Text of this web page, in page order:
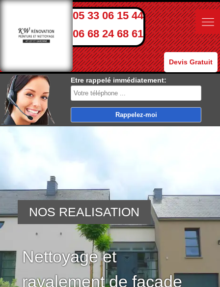
05 33 06 15 44
06 68 24 68 61
Devis Gratuit
Etre rappelé immédiatement:
Nettoyage et
ravalement de façade
NOS REALISATION